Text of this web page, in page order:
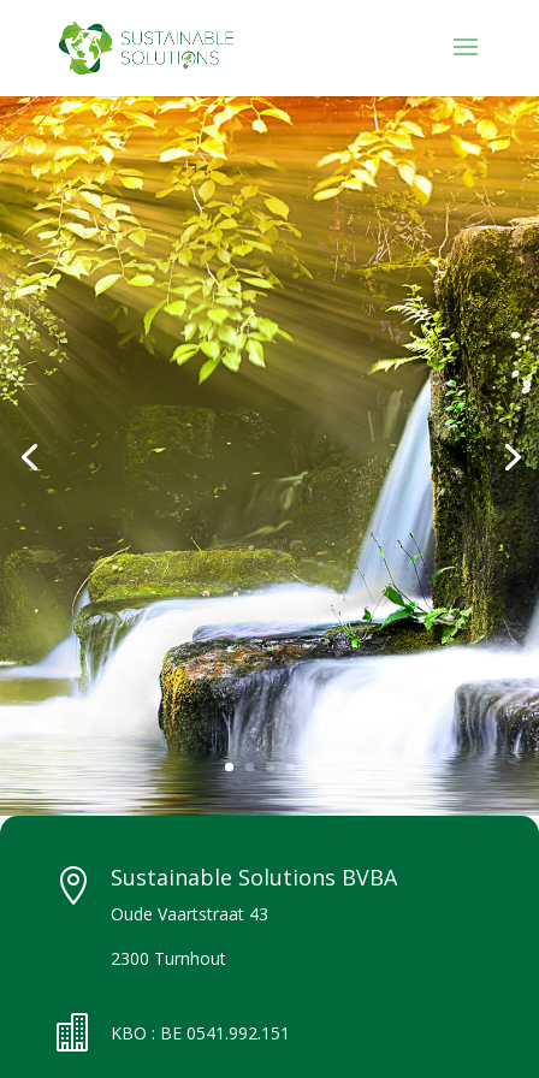
 Sustainable Solutions BVBA
Oude Vaartstraat 43
2300 Turnhout
 KBO : BE 0541.992.151